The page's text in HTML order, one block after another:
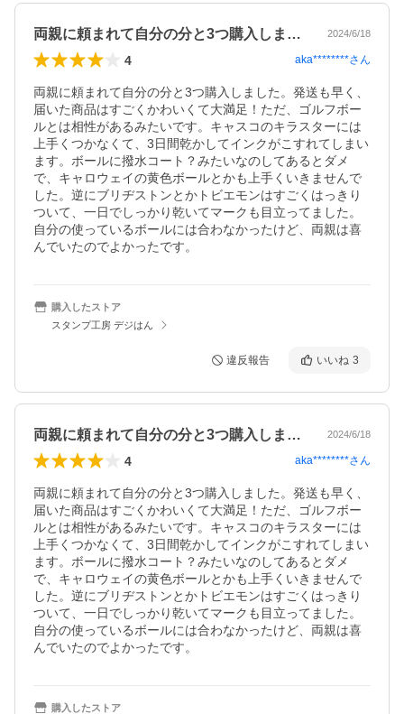
両親に頼まれて自分の分と3つ購入しまし… 2024/6/18
4 aka********さん
両親に頼まれて自分の分と3つ購入しました。発送も早く、
届いた商品はすごくかわいくて大満足！ただ、ゴルフボー
ルとは相性があるみたいです。キャスコのキラスターには
上手くつかなくて、3日間乾かしてインクがこすれてしまい
ます。ボールに撥水コート？みたいなのしてあるとダメ
で、キャロウェイの黄色ボールとかも上手くいきませんで
した。逆にブリヂストンとかトビエモンはすごくはっきり
ついて、一日でしっかり乾いてマークも目立ってました。
自分の使っているボールには合わなかったけど、両親は喜
んでいたのでよかったです。
購入したストア
スタンプ工房 デジはん
違反報告 いいね 3
両親に頼まれて自分の分と3つ購入しまし… 2024/6/18
4 aka********さん
両親に頼まれて自分の分と3つ購入しました。発送も早く、
届いた商品はすごくかわいくて大満足！ただ、ゴルフボー
ルとは相性があるみたいです。キャスコのキラスターには
上手くつかなくて、3日間乾かしてインクがこすれてしまい
ます。ボールに撥水コート？みたいなのしてあるとダメ
で、キャロウェイの黄色ボールとかも上手くいきませんで
した。逆にブリヂストンとかトビエモンはすごくはっきり
ついて、一日でしっかり乾いてマークも目立ってました。
自分の使っているボールには合わなかったけど、両親は喜
んでいたのでよかったです。
購入したストア